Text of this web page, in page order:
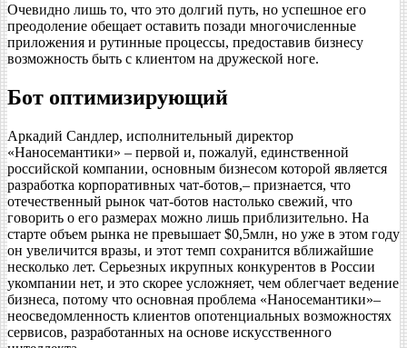
Очевидно лишь то, что это долгий путь, но успешное его
преодоление обещает оставить позади многочисленные
приложения и рутинные процессы, предоставив бизнесу
возможность быть с клиентом на дружеской ноге.
Бот оптимизирующий
Аркадий Сандлер, исполнительный директор
«Наносемантики» – первой и, пожалуй, единственной
российской компании, основным бизнесом которой является
разработка корпоративных чат-ботов,– признается, что
отечественный рынок чат-ботов настолько свежий, что
говорить о его размерах можно лишь приблизительно. На
старте объем рынка не превышает $0,5млн, но уже в этом году
он увеличится вразы, и этот темп сохранится вближайшие
несколько лет. Серьезных икрупных конкурентов в России
укомпании нет, и это скорее усложняет, чем облегчает ведение
бизнеса, потому что основная проблема «Наносемантики»–
неосведомленность клиентов опотенциальных возможностях
сервисов, разработанных на основе искусственного